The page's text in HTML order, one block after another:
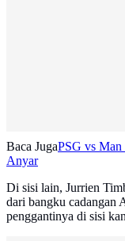
Baca JugaPSG vs Man
Anyar
Di sisi lain, Jurrien
dari bangku cadangan
penggantinya di sisi